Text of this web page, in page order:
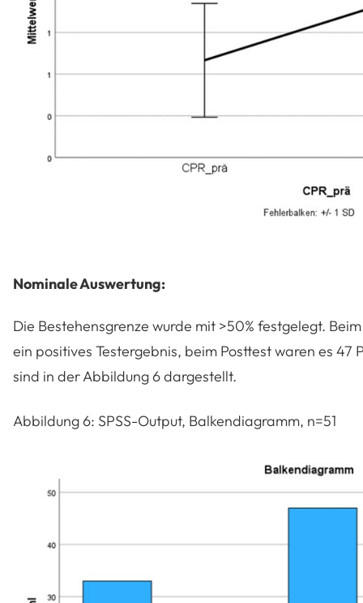
Nominale Auswertung:
Die Bestehensgrenze wurde mit >50% festgelegt.
ein positives Testergebnis, beim Posttest waren es 47
sind in der Abbildung 6 dargestellt.
Abbildung 6: SPSS-Output, Balkendiagramm, n=51